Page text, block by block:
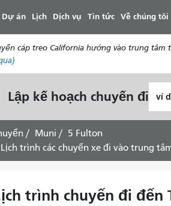
Dự án Lịch Dịch vụ Tin tức Về chúng tôi
cáp treo California hướng vào trung
Lập kế hoạch chuyến đi
bắt
Muni
5 Fulton
trình các chuyến xe đi vào trung
trình chuyến đi đến